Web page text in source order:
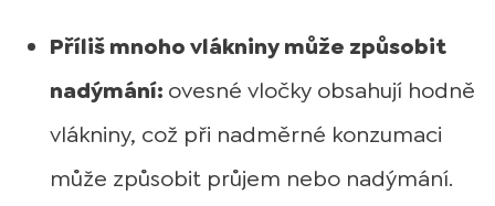
Příliš mnoho vlákniny může způsobit
nadýmání: ovesné vločky obsahují hodně
vlákniny, což při nadměrné konzumaci
může způsobit průjem nebo nadýmání.